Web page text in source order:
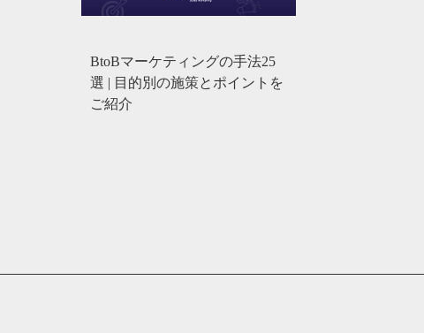
BtoBマーケティングの手法25
選 | 目的別の施策とポイントを
ご紹介